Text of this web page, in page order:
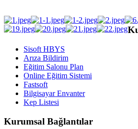
Sisoft HBYS
Arıza Bildirim
Eğitim Salonu Plan
Online Eğitim Sistemi
Fastsoft
Bilgisayar Envanter
Kep Listesi
Kurumsal Bağlantılar